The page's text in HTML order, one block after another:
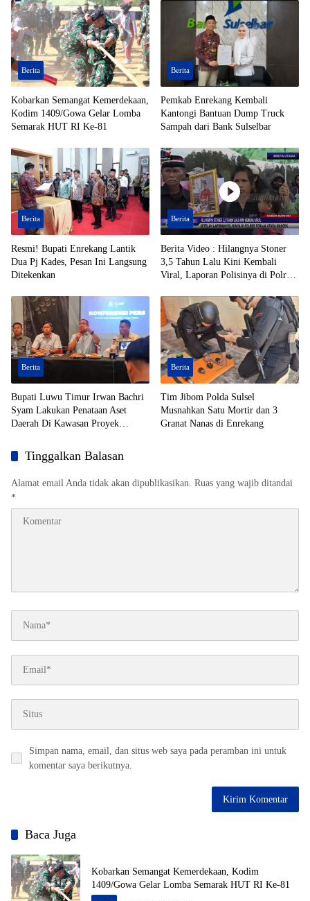
Berita
Kobarkan Semangat Kemerdekaan,
Kodim 1409/Gowa Gelar Lomba
Semarak HUT RI Ke-81
Berita
Pemkab Enrekang Kembali
Kantongi Bantuan Dump Truck
Sampah dari Bank Sulselbar
Berita
Resmi! Bupati Enrekang Lantik
Dua Pj Kades, Pesan Ini Langsung
Ditekenkan
Berita
Berita Video : Hilangnya Stoner
3,5 Tahun Lalu Kini Kembali
Viral, Laporan Polisinya di Polres
Berita
Bupati Luwu Timur Irwan Bachri
Syam Lakukan Penataan Aset
Daerah Di Kawasan Proyek
Berita
Tim Jibom Polda Sulsel
Musnahkan Satu Mortir dan 3
Granat Nanas di Enrekang
Tinggalkan Balasan
Alamat email Anda tidak akan dipublikasikan. Ruas yang wajib ditandai
*
Simpan nama, email, dan situs web saya pada peramban ini untuk
komentar saya berikutnya.
Baca Juga
Kobarkan Semangat Kemerdekaan, Kodim
1409/Gowa Gelar Lomba Semarak HUT RI Ke-81